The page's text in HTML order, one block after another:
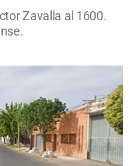
Zavalla al 1600.